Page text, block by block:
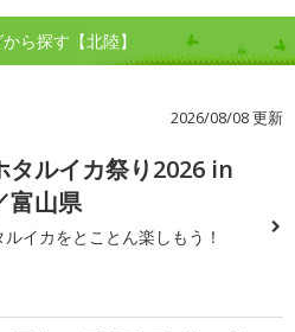
ら探す【北陸】
2026/08/08 更新
タルイカ祭り2026 in
富山県
イカをとことん楽しもう！